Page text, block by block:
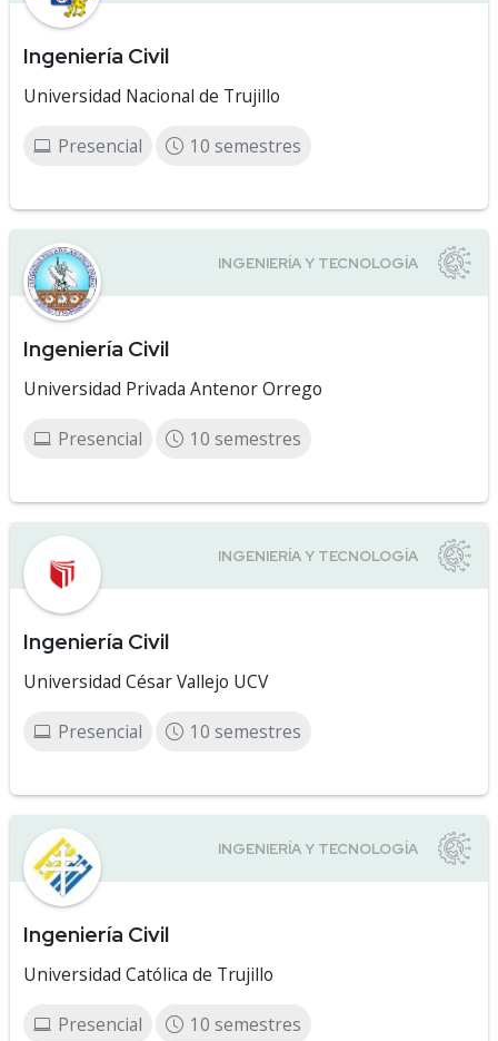
Ingeniería Civil
Universidad Nacional de Trujillo
Presencial 10 semestres
Ingeniería Civil
Universidad Privada Antenor Orrego
Presencial 10 semestres
Ingeniería Civil
Universidad César Vallejo UCV
Presencial 10 semestres
Ingeniería Civil
Universidad Católica de Trujillo
Presencial 10 semestres